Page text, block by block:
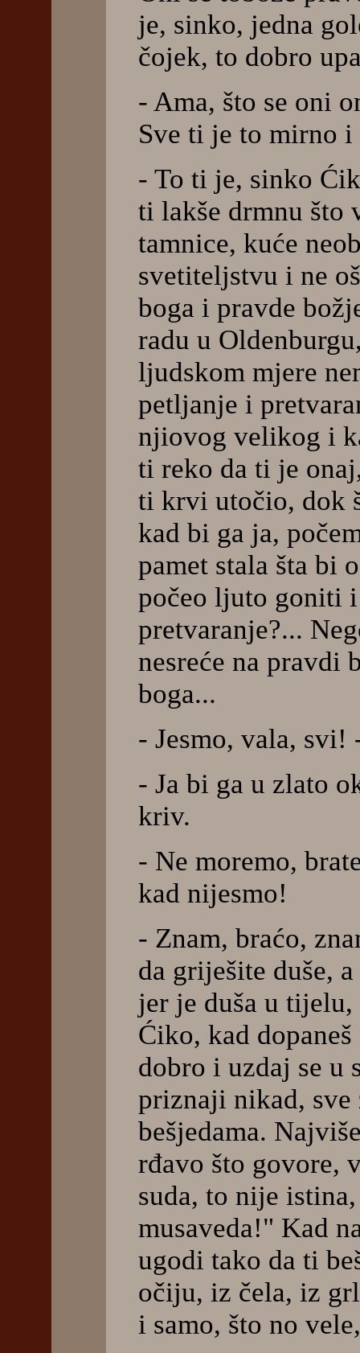
je, sinko, jedna
čojek, to dobro
- Ama, što se oni
Sve ti je to mirno
- To ti je, sinko
ti lakše drmnu što
tamnice, kuće
svetiteljstvu i ne
boga i pravde
radu u
ljudskom mjere
petljanje i
njiovog velikog i
ti reko da ti je
ti krvi utočio, dok
kad bi ga ja,
pamet stala šta bi
počeo ljuto goniti
pretvaranje?...
nesreće na pravdi
boga...
- Jesmo, vala,
- Ja bi ga u zlato
kriv.
- Ne moremo,
kad nijesmo!
- Znam, braćo,
da griješite duše,
jer je duša u
Ćiko, kad
dobro i uzdaj se u
priznaji nikad,
bešjedama.
rđavo što govore,
suda, to nije
musaveda!" Kad
ugodi tako da ti
očiju, iz čela, iz
i samo, što no